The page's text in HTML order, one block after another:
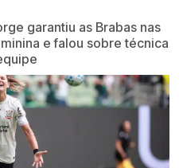
garantiu as Brabas nas
e falou sobre técnica